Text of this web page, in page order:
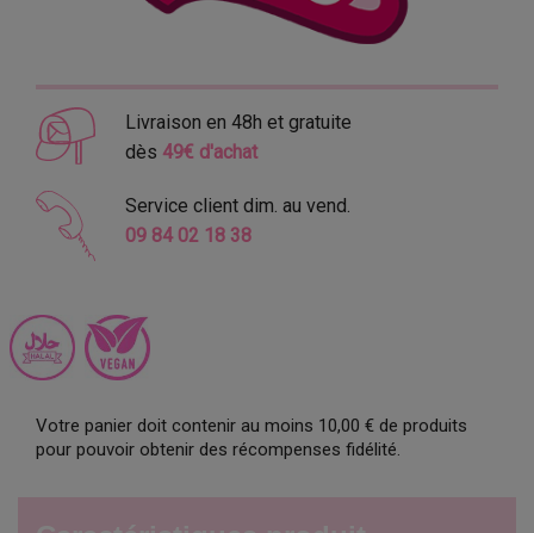
Livraison en 48h et gratuite
dès 49€ d'achat
Service client dim. au vend.
09 84 02 18 38
Votre panier doit contenir au moins 10,00 € de produits
pour pouvoir obtenir des récompenses fidélité.